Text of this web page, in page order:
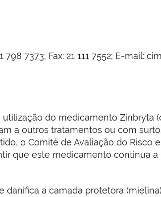
7373; Fax: 21 111 7552; E-mail:
do medicamento Zinbryta
a outros tratamentos ou com
o Comité de Avaliação do Risco
que este medicamento continua
a camada protetora